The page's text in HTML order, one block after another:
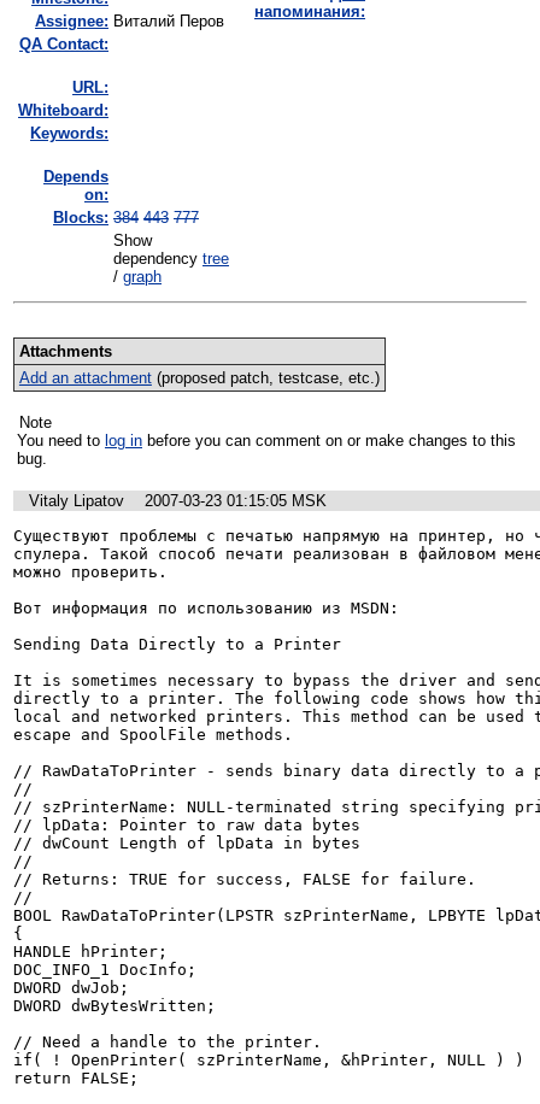
Assignee: Виталий Перов
QA Contact:
URL:
Whiteboard:
Keywords:
Depends
on:
Blocks: 384 443 777
Show
dependency tree
/ graph
напоминания:
Attachments
Add an attachment(proposed patch, testcase, etc.)
Note
You need to log in
bug.
Vitaly Lipatov
2007-03-23 01:15:05 MSK
Существуют проблемы с печатью напрямую на принтер, но
спулера. Такой способ печати реализован в файловом
можно проверить.
Вот информация по использованию из MSDN:
Sending Data Directly to a Printer
It is sometimes necessary to bypass the driver and
directly to a printer. The following code shows how
local and networked printers. This method can be used to
escape and SpoolFile methods.
// RawDataToPrinter - sends binary data directly to a
//
// szPrinterName: NULL-terminated string specifying
// lpData: Pointer to raw data bytes
// dwCount Length of lpData in bytes
//
// Returns: TRUE for success, FALSE for failure.
//
BOOL RawDataToPrinter(LPSTR szPrinterName, LPBYTE
{
HANDLE hPrinter;
DOC_INFO_1 DocInfo;
DWORD dwJob;
DWORD dwBytesWritten;
// Need a handle to the printer.
if( ! OpenPrinter( szPrinterName, &hPrinter, NULL ) )
return FALSE;